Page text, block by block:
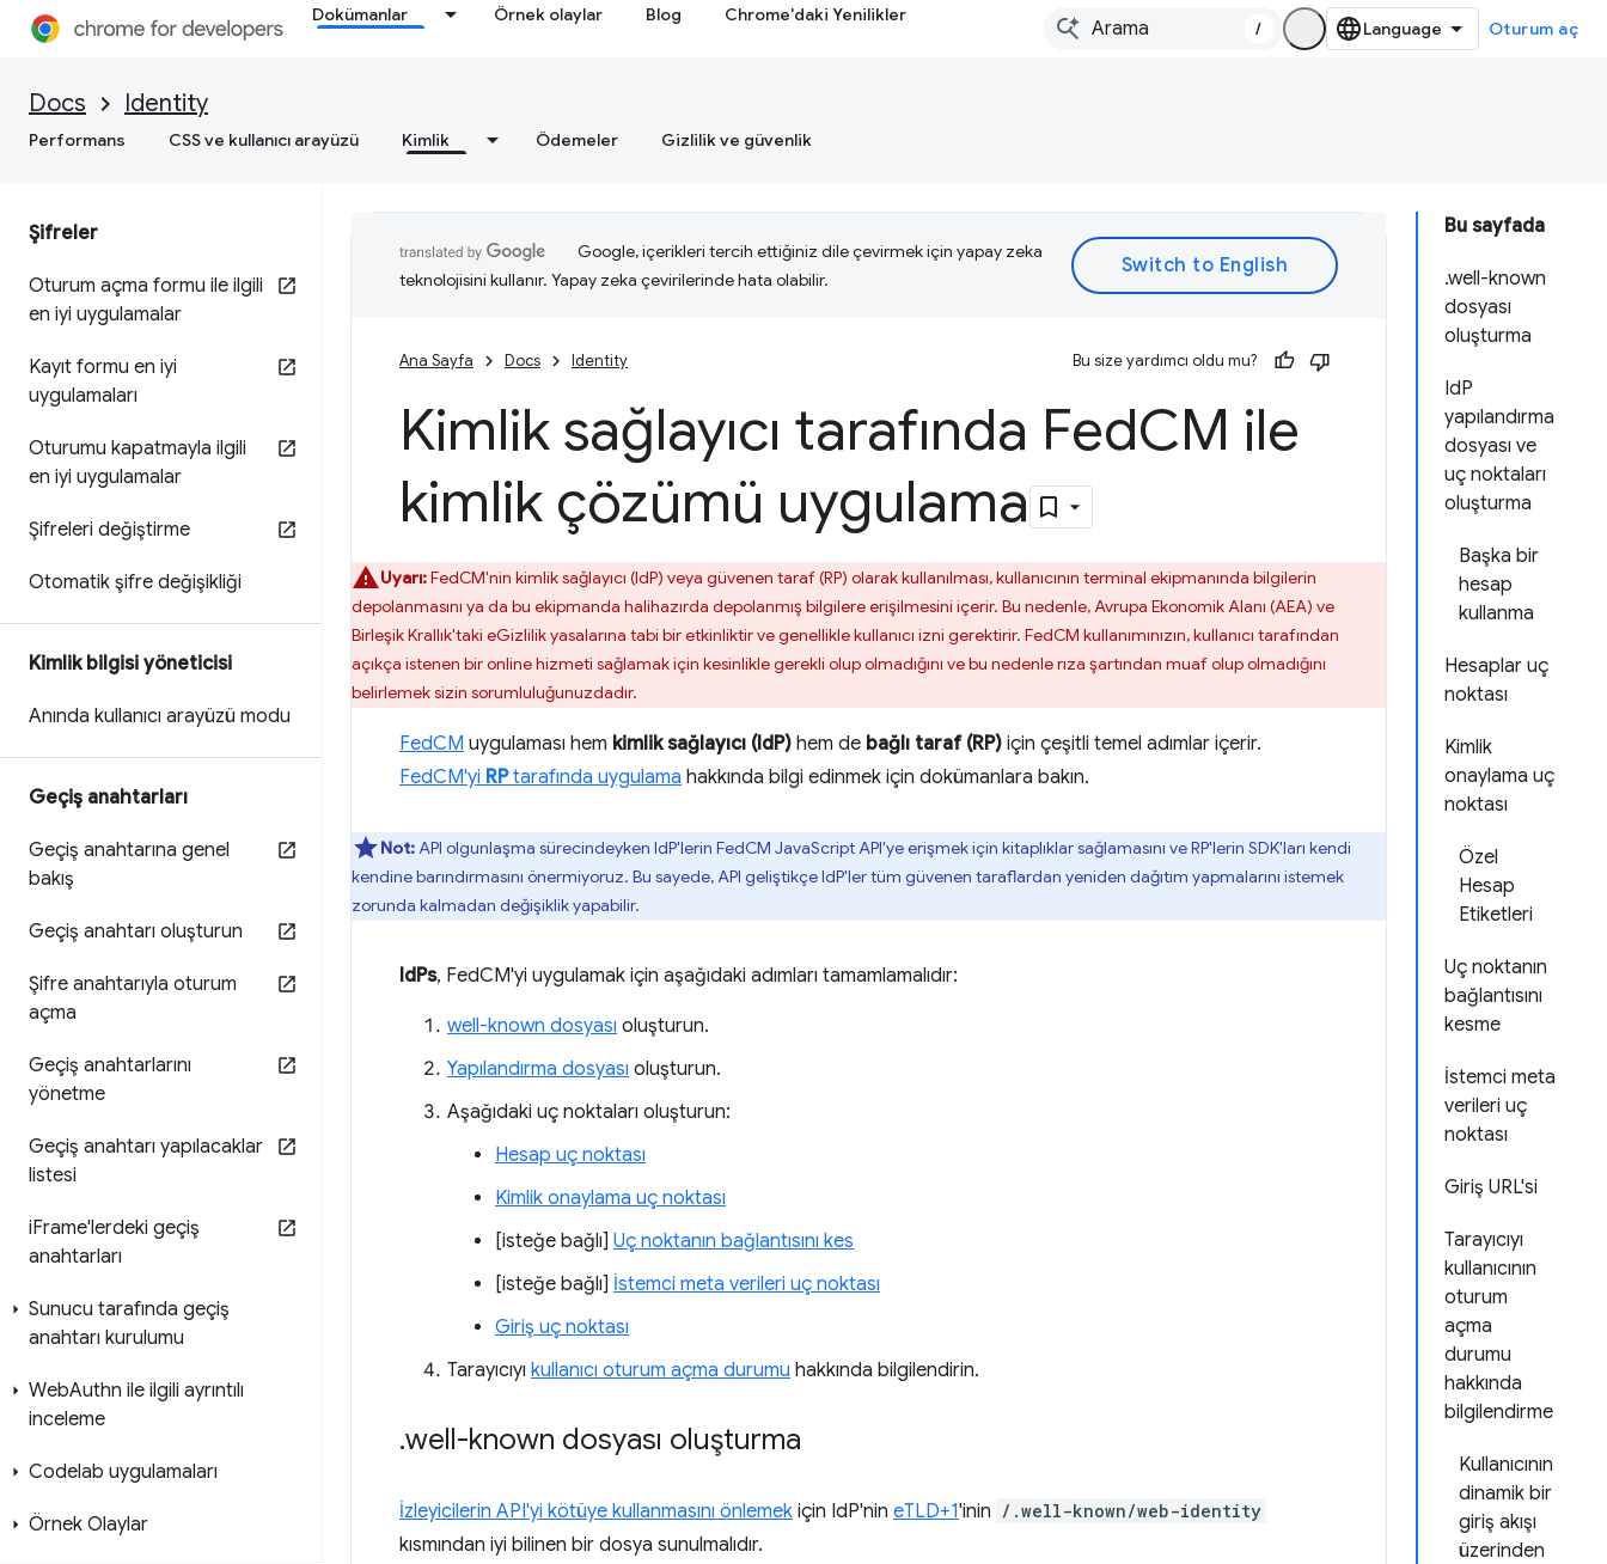
Dokümanlar Örnek olaylar Blog Chrome'daki Yenilikler
/ Oturum aç
Docs Identity
Performans CSS ve kullanıcı arayüzü Kimlik Ödemeler Gizlilik ve güvenlik
Şifreler
Oturum açma formu ile ilgili
en iyi uygulamalar
Kayıt formu en iyi
uygulamaları
Oturumu kapatmayla ilgili
en iyi uygulamalar
Şifreleri değiştirme
Otomatik şifre değişikliği
Kimlik bilgisi yöneticisi
Anında kullanıcı arayüzü modu
Geçiş anahtarları
Geçiş anahtarına genel
bakış
Geçiş anahtarı oluşturun
Şifre anahtarıyla oturum
açma
Geçiş anahtarlarını
yönetme
Geçiş anahtarı yapılacaklar
listesi
iFrame'lerdeki geçiş
anahtarları
Sunucu tarafında geçiş
anahtarı kurulumu
WebAuthn ile ilgili ayrıntılı
inceleme
Codelab uygulamaları
Örnek Olaylar
Bu sayfada
.well-known
dosyası
oluşturma
IdP
yapılandırma
dosyası ve
uç noktaları
oluşturma
Başka bir
hesap
kullanma
Hesaplar uç
noktası
Kimlik
onaylama uç
noktası
Özel
Hesap
Etiketleri
Uç noktanın
bağlantısını
kesme
İstemci meta
verileri uç
noktası
Giriş URL'si
Tarayıcıyı
kullanıcının
oturum
açma
durumu
hakkında
bilgilendirme
Kullanıcının
dinamik bir
giriş akışı
üzerinden
Google, içerikleri tercih ettiğiniz dile çevirmek için yapay zeka
teknolojisini kullanır. Yapay zeka çevirilerinde hata olabilir.
Ana Sayfa Docs Identity Bu size yardımcı oldu mu?
Kimlik sağlayıcı tarafında FedCM ile
kimlik çözümü uygulama
Uyarı:FedCM'nin kimlik sağlayıcı (IdP) veya güvenen taraf (RP) olarak kullanılması, kullanıcının terminal ekipmanında bilgilerin
depolanmasını ya da bu ekipmanda halihazırda depolanmış bilgilere erişilmesini içerir. Bu nedenle, Avrupa Ekonomik Alanı (AEA) ve
Birleşik Krallık'taki eGizlilik yasalarına tabi bir etkinliktir ve genellikle kullanıcı izni gerektirir. FedCM kullanımınızın, kullanıcı tarafından
açıkça istenen bir online hizmeti sağlamak için kesinlikle gerekli olup olmadığını ve bu nedenle rıza şartından muaf olup olmadığını
belirlemek sizin sorumluluğunuzdadır.
FedCM uygulaması hem kimlik sağlayıcı (IdP) hem de bağlı taraf (RP) için çeşitli temel adımlar içerir.
FedCM'yi RPtarafında uygulama hakkında bilgi edinmek için dokümanlara bakın.
Not:API olgunlaşma sürecindeyken IdP'lerin FedCM JavaScript API'ye erişmek için kitaplıklar sağlamasını ve RP'lerin SDK'ları kendi
kendine barındırmasını önermiyoruz. Bu sayede, API geliştikçe IdP'ler tüm güvenen taraflardan yeniden dağıtım yapmalarını istemek
zorunda kalmadan değişiklik yapabilir.
IdPs, FedCM'yi uygulamak için aşağıdaki adımları tamamlamalıdır:
well-known dosyası oluşturun.
Yapılandırma dosyası oluşturun.
Aşağıdaki uç noktaları oluşturun:
Hesap uç noktası
Kimlik onaylama uç noktası
[isteğe bağlı] Uç noktanın bağlantısını kes
[isteğe bağlı] İstemci meta verileri uç noktası
Giriş uç noktası
Tarayıcıyı kullanıcı oturum açma durumu hakkında bilgilendirin.
.well-known dosyası oluşturma
İzleyicilerin API'yi kötüye kullanmasını önlemek için IdP'nin eTLD+1'inin /.well-known/web-identity
kısmından iyi bilinen bir dosya sunulmalıdır.